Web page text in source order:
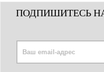
ПОДПИШИТЕСЬ